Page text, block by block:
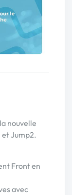
nouvelle
Jump2.
Front en
avec